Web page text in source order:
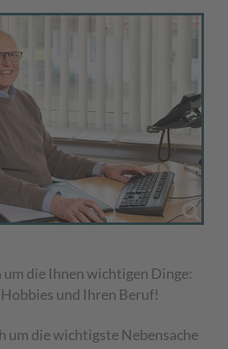
um die Ihnen wichtigen Dinge:
und Ihren Beruf!
um die wichtigste Nebensache